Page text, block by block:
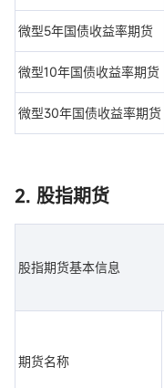
微型5年国债收益率期货
微型10年国债收益率期货
微型30年国债收益率期货
2. 股指期货
股指期货基本信息
期货名称